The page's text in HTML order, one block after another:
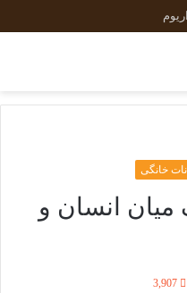
خانگی
انسان و
3,907